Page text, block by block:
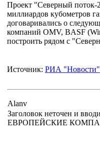
Проект "Северный поток-
миллиардов кубометров
договаривались о
компаний OMV, BASF
построить рядом с
Источник: РИА "Новости"
Alanv
Заголовок неточен и
ЕВРОПЕЙСКИЕ